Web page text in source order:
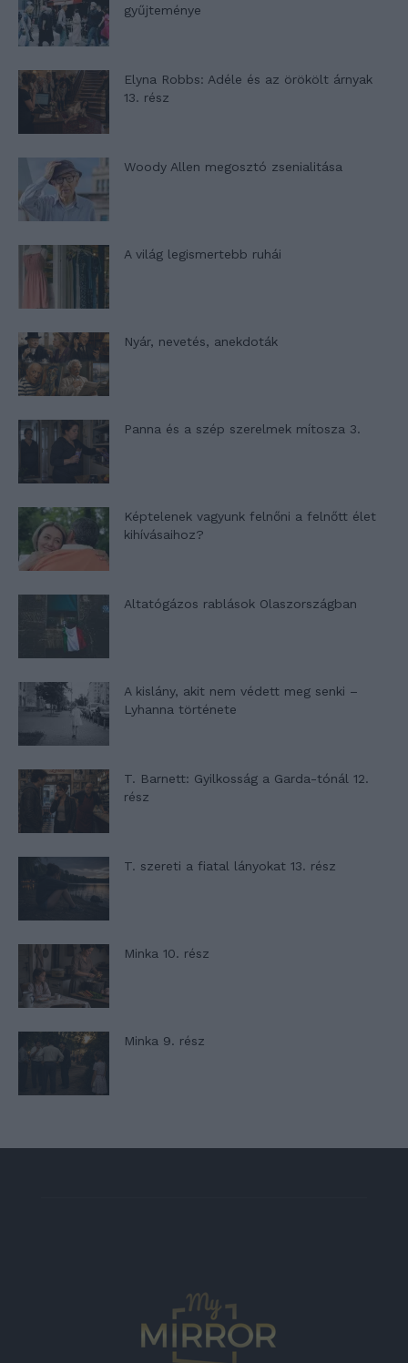
gyűjteménye
Elyna Robbs: Adéle és az örökölt árnyak
13. rész
Woody Allen megosztó zsenialitása
A világ legismertebb ruhái
Nyár, nevetés, anekdoták
Panna és a szép szerelmek mítosza 3.
Képtelenek vagyunk felnőni a felnőtt élet
kihívásaihoz?
Altatógázos rablások Olaszországban
A kislány, akit nem védett meg senki –
Lyhanna története
T. Barnett: Gyilkosság a Garda-tónál 12.
rész
T. szereti a fiatal lányokat 13. rész
Minka 10. rész
Minka 9. rész